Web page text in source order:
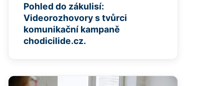
Pohled do zákulisí:
Videorozhovory s tvůrci
komunikační kampaně
chodicilide.cz.